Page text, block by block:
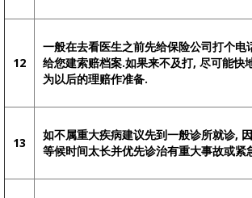
12
一般在去看医生之前先给保险公司打个电
给您建索赔档案.如果来不及打, 尽可能快
为以后的理赔作准备.
13
如不属重大疾病建议先到一般诊所就诊,
等候时间太长并优先诊治有重大事故或紧